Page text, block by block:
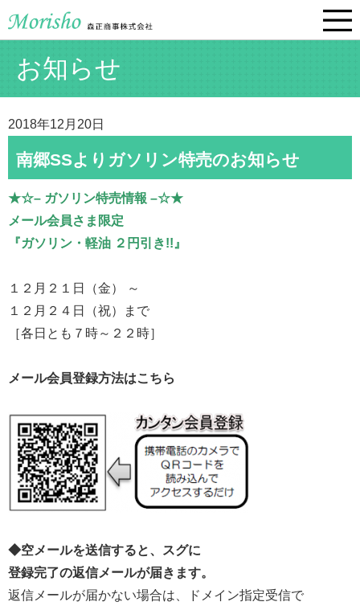
お知らせ
2018年12月20日
南郷SSよりガソリン特売のお知らせ
★☆– ガソリン特売情報 –☆★
メール会員さま限定
『ガソリン・軽油 ２円引き!!』
１２月２１日（金） ～
１２月２４日（祝）まで
［各日とも７時～２２時］
メール会員登録方法はこちら
◆空メールを送信すると、スグに
登録完了の返信メールが届きます。
返信メールが届かない場合は、ドメイン指定受信で